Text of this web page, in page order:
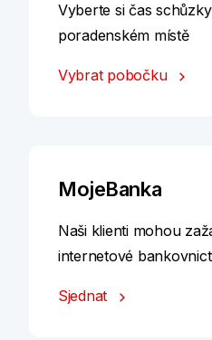
Vyberte si čas
poradenském místě
Vybrat pobočku
MojeBanka
Naši klienti mohou
internetové
Sjednat